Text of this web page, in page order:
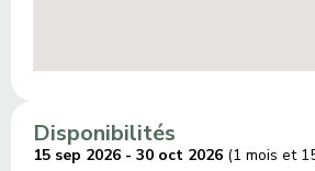
Disponibilités
15 sep 2026 - 30 oct 2026 (1 mois et